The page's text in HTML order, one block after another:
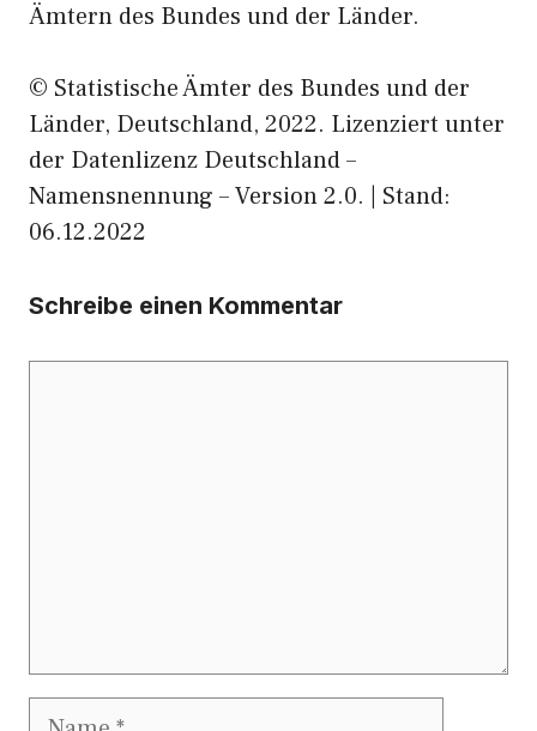
Ämtern des Bundes und der Länder.
© Statistische Ämter des Bundes und der
Länder, Deutschland, 2022. Lizenziert unter
der Datenlizenz Deutschland –
Namensnennung – Version 2.0. | Stand:
06.12.2022
Schreibe einen Kommentar
Name